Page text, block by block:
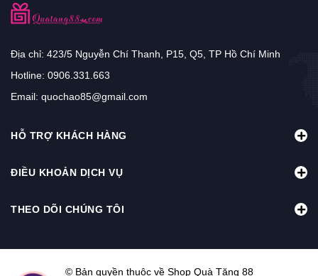
Địa chỉ: 423/5 Nguyễn Chí Thanh, P15, Q5, TP Hồ Chí Minh
Hotline: 0906.331.663
Email: quochao85@gmail.com
HỖ TRỢ KHÁCH HÀNG
ĐIỀU KHOẢN DỊCH VỤ
THEO DÕI CHÚNG TÔI
© Bản quyền thuộc về Shop Quà Tặng 88